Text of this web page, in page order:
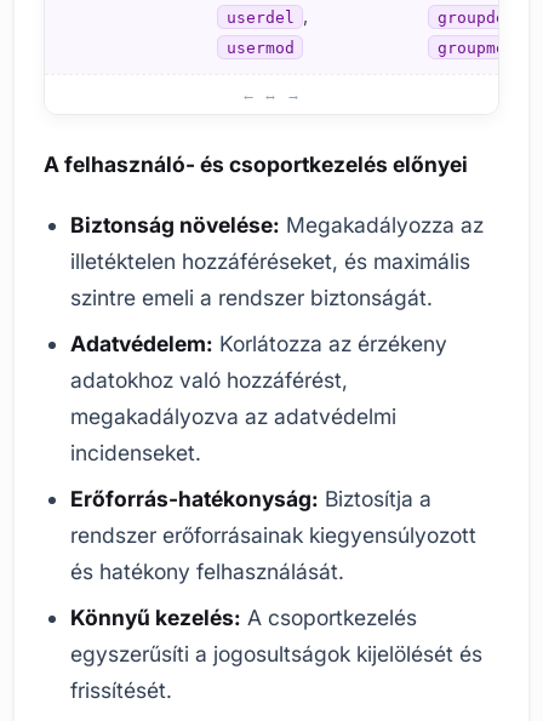
userdel ,
usermod
groupdel
groupmod
A felhasználó- és csoportkezelés előnyei
Biztonság növelése: Megakadályozza az
illetéktelen hozzáféréseket, és maximális
szintre emeli a rendszer biztonságát.
Adatvédelem: Korlátozza az érzékeny
adatokhoz való hozzáférést,
megakadályozva az adatvédelmi
incidenseket.
Erőforrás-hatékonyság: Biztosítja a
rendszer erőforrásainak kiegyensúlyozott
és hatékony felhasználását.
Könnyű kezelés: A csoportkezelés
egyszerűsíti a jogosultságok kijelölését és
frissítését.